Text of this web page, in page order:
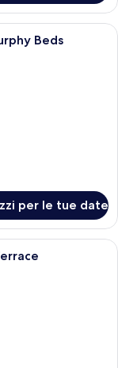
d'albergo con un letto,
Beds
per le tue date
d'albergo moderna con